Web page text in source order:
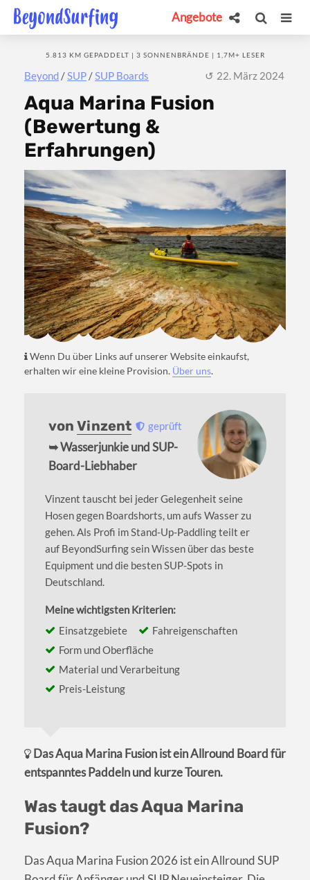
Angebote
Beyond /SUP /SUP Boards
5.813 KM GEPADDELT | 3 SONNENBRÄNDE | 1,7M+ LESER
22. März 2024
Aqua Marina Fusion
(Bewertung &
Erfahrungen)
Wenn Du über Links auf unserer Website einkaufst,
erhalten wir eine kleine Provision. Über uns.
vonVinzent geprüft
➥ Wasserjunkie und SUP-
Board-Liebhaber
Vinzent tauscht bei jeder Gelegenheit seine
Hosen gegen Boardshorts, um aufs Wasser zu
gehen. Als Profi im Stand-Up-Paddling teilt er
auf BeyondSurfing sein Wissen über das beste
Equipment und die besten SUP-Spots in
Deutschland.
Meine wichtigsten Kriterien:
Einsatzgebiete
Fahreigenschaften
Form und Oberfläche
Material und Verarbeitung
Preis-Leistung
Das Aqua Marina Fusion ist ein Allround Board für
entspanntes Paddeln und kurze Touren.
Was taugt das Aqua Marina
Fusion?
Das Aqua Marina Fusion 2026 ist ein Allround SUP